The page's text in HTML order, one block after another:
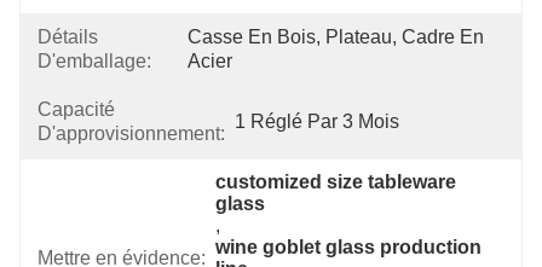
Détails
D'emballage:
Casse En Bois, Plateau, Cadre En
Acier
Capacité
D'approvisionnement:
1 Réglé Par 3 Mois
Mettre en évidence:
customized size tableware
glass
,
wine goblet glass production